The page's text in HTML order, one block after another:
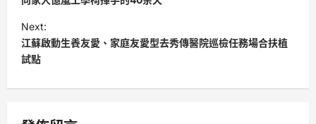
s
t
n
a
Next:
江蘇啟動生養友愛、家庭友愛型去秀傳醫院巡檢任務場合扶植
試點